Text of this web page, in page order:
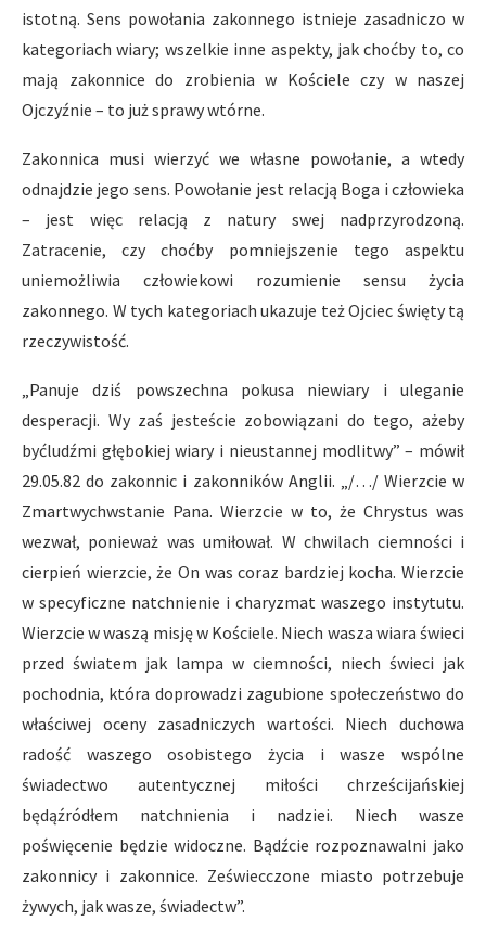
istotną. Sens powołania zakonnego istnieje zasadniczo w
kategoriach wiary; wszelkie inne aspekty, jak choćby to, co
mają zakonnice do zrobienia w Kościele czy w naszej
Ojczyźnie – to już sprawy wtórne.
Zakonnica musi wierzyć we własne powołanie, a wtedy
odnajdzie jego sens. Powołanie jest relacją Boga i człowieka
– jest więc relacją z natury swej nadprzyrodzoną.
Zatracenie, czy choćby pomniejszenie tego aspektu
uniemożliwia człowiekowi rozumienie sensu życia
zakonnego. W tych kategoriach ukazuje też Ojciec święty tą
rzeczywistość.
„Panuje dziś powszechna pokusa niewiary i uleganie
desperacji. Wy zaś jesteście zobowiązani do tego, ażeby
byćludźmi głębokiej wiary i nieustannej modlitwy” – mówił
29.05.82 do zakonnic i zakonników Anglii. „/…/ Wierzcie w
Zmartwychwstanie Pana. Wierzcie w to, że Chrystus was
wezwał, ponieważ was umiłował. W chwilach ciemności i
cierpień wierzcie, że On was coraz bardziej kocha. Wierzcie
w specyficzne natchnienie i charyzmat waszego instytutu.
Wierzcie w waszą misję w Kościele. Niech wasza wiara świeci
przed światem jak lampa w ciemności, niech świeci jak
pochodnia, która doprowadzi zagubione społeczeństwo do
właściwej oceny zasadniczych wartości. Niech duchowa
radość waszego osobistego życia i wasze wspólne
świadectwo autentycznej miłości chrześcijańskiej
będąźródłem natchnienia i nadziei. Niech wasze
poświęcenie będzie widoczne. Bądźcie rozpoznawalni jako
zakonnicy i zakonnice. Zeświecczone miasto potrzebuje
żywych, jak wasze, świadectw”.